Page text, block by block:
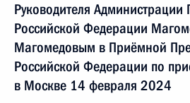
Руководителя Администрации
Российской Федерации
Магомедовым в Приёмной
Российской Федерации по
в Москве 14 февраля 2024